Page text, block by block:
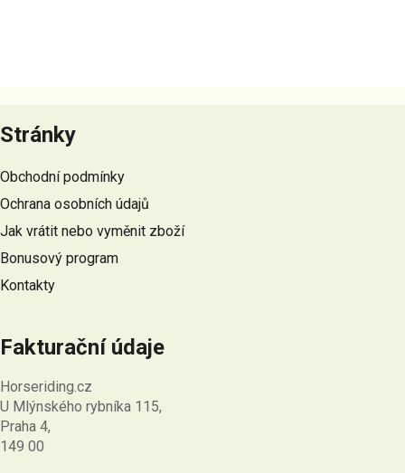
á
p
a
í
Stránky
Obchodní podmínky
Ochrana osobních údajů
Jak vrátit nebo vyměnit zboží
Bonusový program
Kontakty
Fakturační údaje
Horseriding.cz
U Mlýnského rybníka 115,
Praha 4,
149 00